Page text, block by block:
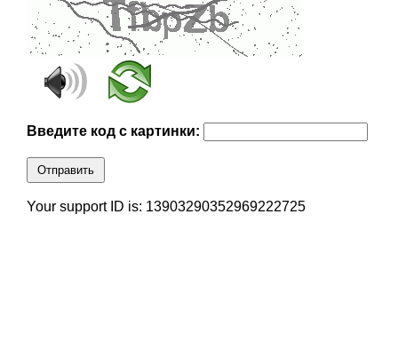
Введите код с картинки:
Отправить
Your support ID is: 13903290352969222725